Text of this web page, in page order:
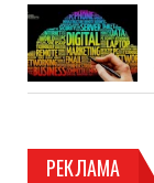
РЕКЛАМА